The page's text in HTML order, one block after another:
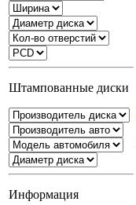
Штампованные диски
Информация